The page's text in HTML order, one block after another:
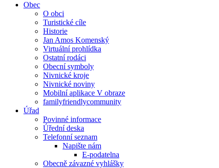
Obec
O obci
Turistické cíle
Historie
Jan Amos Komenský
Virtuální prohlídka
Ostatní rodáci
Obecní symboly
Nivnické kroje
Nivnické noviny
Mobilní aplikace V obraze
familyfriendlycommunity
Úřad
Povinné informace
Úřední deska
Telefonní seznam
Napište nám
E-podatelna
Obecně závazné vyhlášky